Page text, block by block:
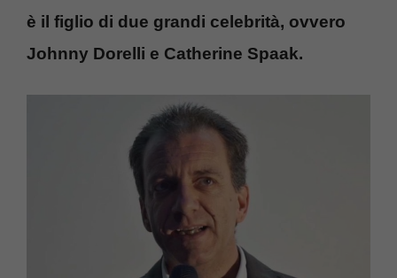
è il figlio di due grandi celebrità, ovvero
Johnny Dorelli e Catherine Spaak.